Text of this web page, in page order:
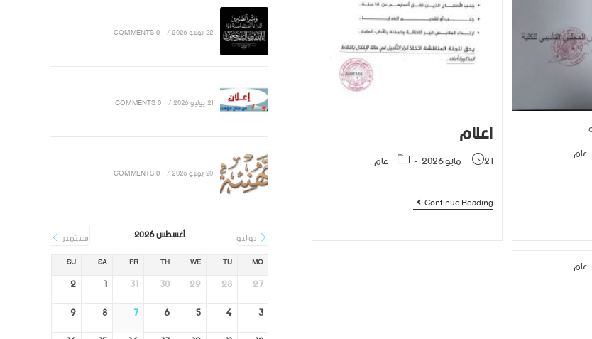
عام
اعلام
21 مايو 2026 عام
Continue Reading
عام
22 يوليو 2026 /
0 COMMENTS
21 يوليو 2026 /
0 COMMENTS
20 يوليو 2026 /
0 COMMENTS
يوليو أغسطس 2026 سبتمبر
MO
TU
WE
TH
FR
SA
SU
27
28
29
30
31
1
2
3
4
5
6
7
8
9